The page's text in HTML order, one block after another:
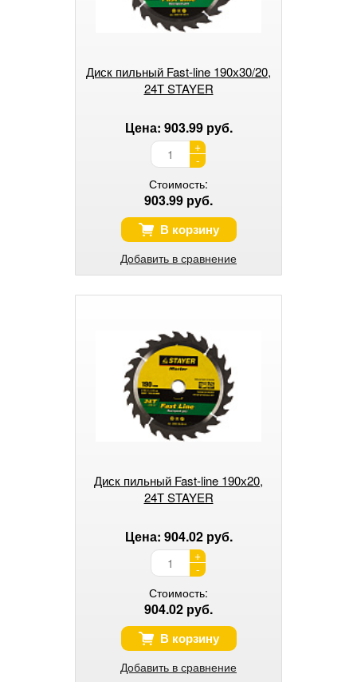
Диск пильный Fast-line 190х30/20,
24Т STAYER
Цена: 903.99 руб.
+
-
Стоимость:
903.99 руб.
В корзину
Добавить в сравнение
Диск пильный Fast-line 190х20,
24Т STAYER
Цена: 904.02 руб.
+
-
Стоимость:
904.02 руб.
В корзину
Добавить в сравнение